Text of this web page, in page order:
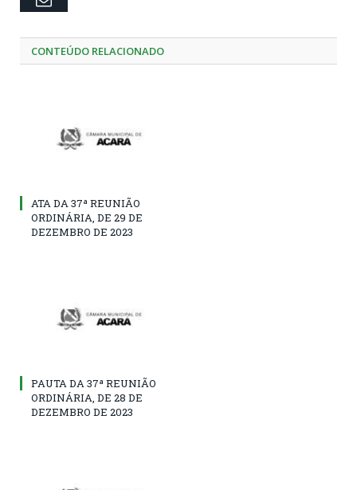
CONTEÚDO RELACIONADO
ATA DA 37ª REUNIÃO
ORDINÁRIA, DE 29 DE
DEZEMBRO DE 2023
PAUTA DA 37ª REUNIÃO
ORDINÁRIA, DE 28 DE
DEZEMBRO DE 2023